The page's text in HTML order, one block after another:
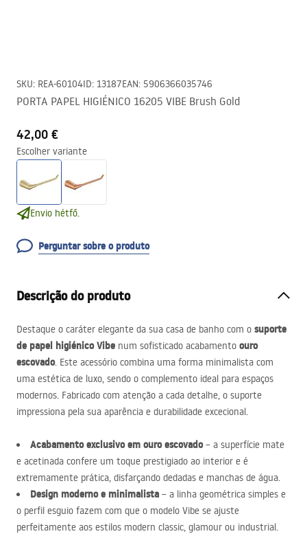
SKU: REA-60104ID: 13187EAN: 5906366035746
PORTA PAPEL HIGIÉNICO 16205 VIBE Brush Gold
42,00 €
Escolher variante
Envio hétfő.
Perguntar sobre o produto
Descrição do produto
Destaque o caráter elegante da sua casa de banho com o suporte
de papel higiénico Vibe num sofisticado acabamento ouro
escovado. Este acessório combina uma forma minimalista com
uma estética de luxo, sendo o complemento ideal para espaços
modernos. Fabricado com atenção a cada detalhe, o suporte
impressiona pela sua aparência e durabilidade excecional.
Acabamento exclusivo em ouro escovado– a superfície mate
e acetinada confere um toque prestigiado ao interior e é
extremamente prática, disfarçando dedadas e manchas de água.
Design moderno e minimalista – a linha geométrica simples e
o perfil esguio fazem com que o modelo Vibe se ajuste
perfeitamente aos estilos modern classic, glamour ou industrial.